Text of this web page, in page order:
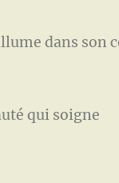
dans
qui soigne